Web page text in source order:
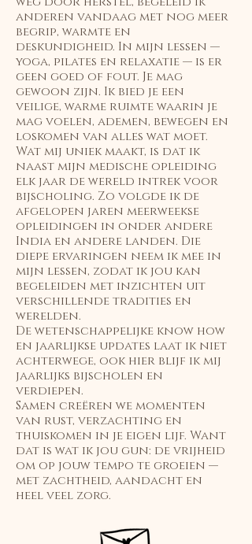
anderen vandaag met nog meer
begrip, warmte en
deskundigheid. In mijn lessen —
yoga, pilates en relaxatie — is er
geen goed of fout. Je mag
gewoon zijn. Ik bied je een
veilige, warme ruimte waarin je
mag voelen, ademen, bewegen en
loskomen van alles wat moet.
Wat mij uniek maakt, is dat ik
naast mijn medische opleiding
elk jaar de wereld intrek voor
bijscholing. Zo volgde ik de
afgelopen jaren meerweekse
opleidingen in onder andere
India en andere landen. Die
diepe ervaringen neem ik mee in
mijn lessen, zodat ik jou kan
begeleiden met inzichten uit
verschillende tradities en
werelden.
De wetenschappelijke know how
en jaarlijkse updates laat ik niet
achterwege, ook hier blijf ik mij
jaarlijks bijscholen en
verdiepen.
Samen creëren we momenten
van rust, verzachting en
thuiskomen in je eigen lijf. Want
dat is wat ik jou gun: de vrijheid
om op jouw tempo te groeien —
met zachtheid, aandacht en
heel veel zorg.